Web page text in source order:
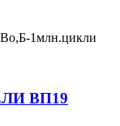
1млн.цикли
ВП19